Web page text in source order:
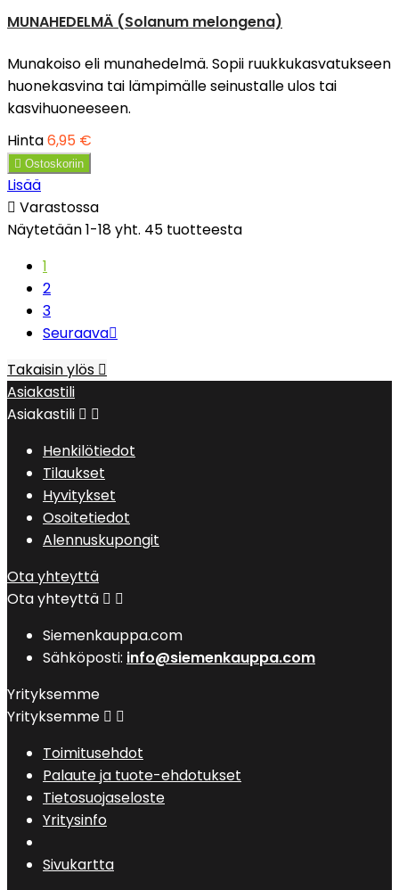
MUNAHEDELMÄ (Solanum melongena)
Munakoiso eli munahedelmä. Sopii ruukkukasvatukseen
huonekasvina tai lämpimälle seinustalle ulos tai
kasvihuoneeseen.
Hinta6,95 €
 Ostoskoriin
Lisää
 Varastossa
Näytetään 1-18 yht. 45 tuotteesta
1
2
3
Seuraava
Takaisin ylös 
Asiakastili
Asiakastili  
Henkilötiedot
Tilaukset
Hyvitykset
Osoitetiedot
Alennuskupongit
Ota yhteyttä
Ota yhteyttä  
Siemenkauppa.com
Sähköposti: info@siemenkauppa.com
Yrityksemme
Yrityksemme  
Toimitusehdot
Palaute ja tuote-ehdotukset
Tietosuojaseloste
Yritysinfo
Sivukartta